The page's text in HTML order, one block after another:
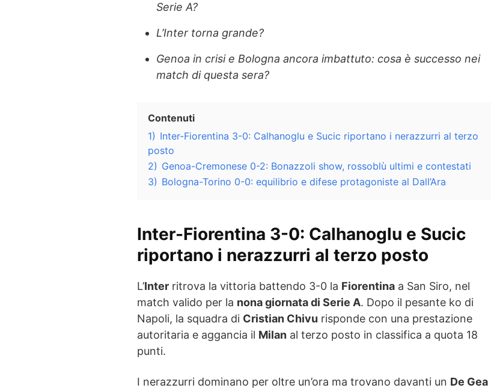
Serie A?
L’Inter torna grande?
Genoa in crisi e Bologna ancora imbattuto: cosa è successo nei
match di questa sera?
Contenuti
1) Inter-Fiorentina 3-0: Calhanoglu e Sucic riportano i nerazzurri al terzo
posto
2) Genoa-Cremonese 0-2: Bonazzoli show, rossoblù ultimi e contestati
3) Bologna-Torino 0-0: equilibrio e difese protagoniste al Dall’Ara
Inter-Fiorentina 3-0: Calhanoglu e Sucic
riportano i nerazzurri al terzo posto
L’Inter ritrova la vittoria battendo 3-0 la Fiorentina a San Siro, nel
match valido per la nona giornata di Serie A. Dopo il pesante ko di
Napoli, la squadra di Cristian Chivu risponde con una prestazione
autoritaria e aggancia il Milan al terzo posto in classifica a quota 18
punti.
I nerazzurri dominano per oltre un’ora ma trovano davanti un De Gea